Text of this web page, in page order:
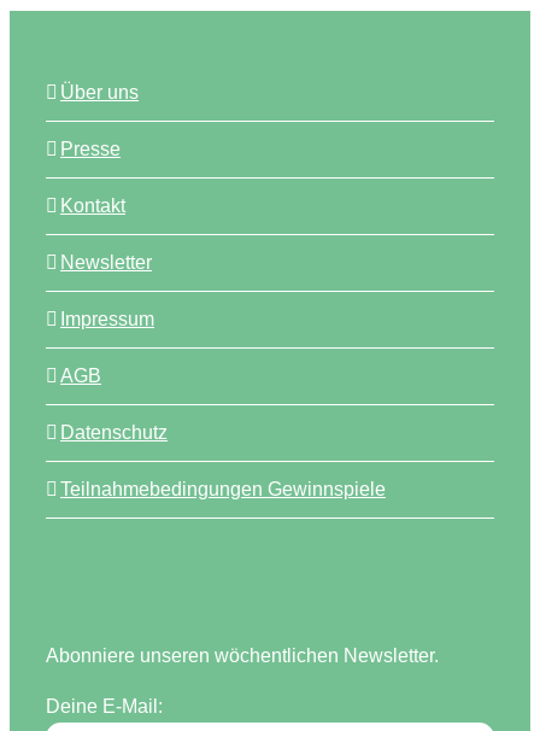
Über uns
Presse
Kontakt
Newsletter
Impressum
AGB
Datenschutz
Teilnahmebedingungen Gewinnspiele
Abonniere unseren wöchentlichen Newsletter.
Deine E-Mail: